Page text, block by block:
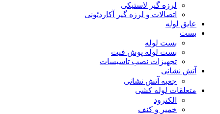
لرزه گیر لاستیکی
اتصالات و لرزه گیر آکاردئونی
عایق لوله
بست
بست لوله
بست لوله پوش فیت
تجهیزات نصب تاسیسات
آتش نشانی
جعبه آتش نشانی
متعلقات لوله کشی
الکترود
خمیر و کنف